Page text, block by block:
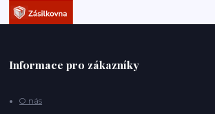
Informace pro zákazníky
O nás